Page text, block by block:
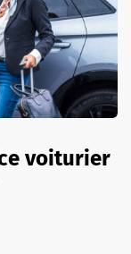
voiturier